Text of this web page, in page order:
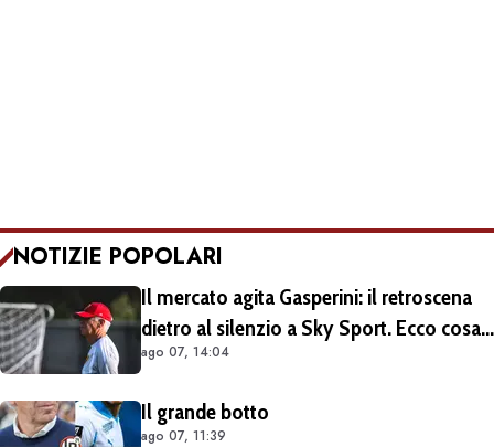
NOTIZIE POPOLARI
Il mercato agita Gasperini: il retroscena
dietro al silenzio a Sky Sport. Ecco cosa
è emerso dal meeting con la proprietà
ago 07, 14:04
Il grande botto
ago 07, 11:39